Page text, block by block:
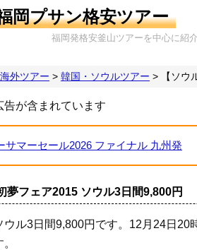
岡プサン格安ツアー
福岡発格安釜山ツアーを中心に紹
外ツアー > 韓国・ソウルツアー > 【ソ
が含まれています
サマーセール2026 ファイナル 九州発
夢フェア2015 ソウル3日間9,800円
ウル3日間9,800円です。12月24日20